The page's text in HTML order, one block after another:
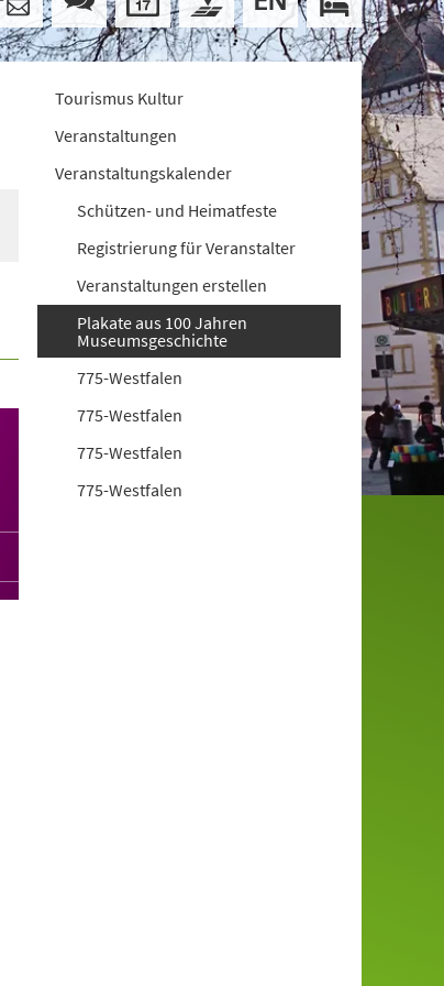
Tourismus Kultur
Veranstaltungen
Veranstaltungskalender
Schützen- und Heimatfeste
Registrierung für Veranstalter
Veranstaltungen erstellen
Plakate aus 100 Jahren
Museumsgeschichte
775-Westfalen
775-Westfalen
775-Westfalen
775-Westfalen